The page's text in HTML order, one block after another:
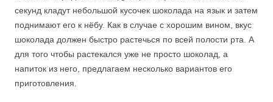
секунд кладут небольшой кусочек шоколада на язык и затем
поднимают его к нёбу. Как в случае с хорошим вином, вкус
шоколада должен быстро растечься по всей полости рта. А
для того чтобы растекался уже не просто шоколад, а
напиток из него, предлагаем несколько вариантов его
приготовления.